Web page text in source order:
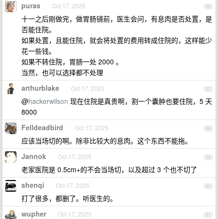
56
puras Oct 17, 2025
十一之后刚做完，做胃肠镜前，医生会问，有息肉是否处置，是
否能住院。
如果处置，且能住院，就会将处置的费用转成住院的，这样能少
花一些钱。
如果不转住院，胃肠一处 2000 。
当然，也可以选择都不处理
57
arthurblake Oct 17, 2025
@hackerwilson 现在住院是真贵啊，割一个囊肿也要住院，5 天
8000
58
Felldeadbird Oct 17, 2025
应该当场切的啊。除非比较大的息肉。这个东西不能拖。
59
Jannok Oct 17, 2025
老家医院是 0.5cm+的不会当场切，以及超过 3 个也不切了
60
shenqi Oct 17, 2025
打了很多，都删了。听医生的。
61
wupher Oct 17, 2025